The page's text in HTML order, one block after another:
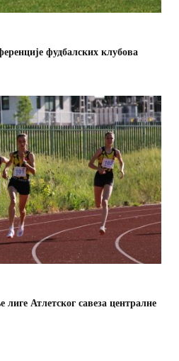
фудбалских клубова
Атлетског савеза централне